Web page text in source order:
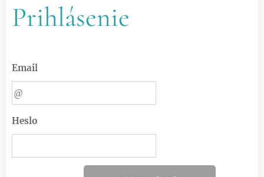
Prihlásenie
Email
Heslo